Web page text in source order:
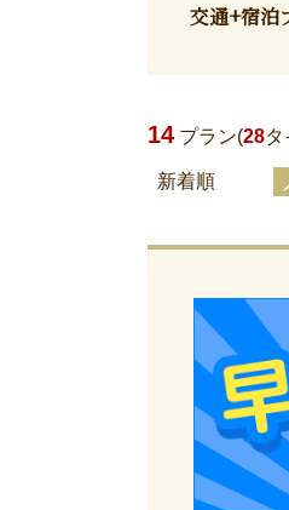
交通+宿泊
14 プラン(28タ
新着順